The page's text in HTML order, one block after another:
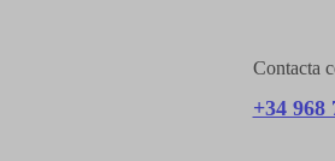
Contacta
+34 968